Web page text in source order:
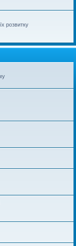
розвитку